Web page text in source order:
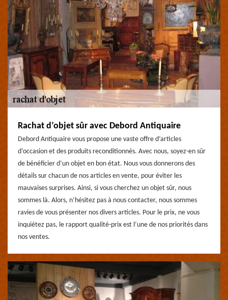
Rachat d’objet sûr avec Debord Antiquaire
Debord Antiquaire vous propose une vaste offre d’articles
d’occasion et des produits reconditionnés. Avec nous, soyez-en sûr
de bénéficier d’un objet en bon état. Nous vous donnerons des
détails sur chacun de nos articles en vente, pour éviter les
mauvaises surprises. Ainsi, si vous cherchez un objet sûr, nous
sommes là. Alors, n’hésitez pas à nous contacter, nous sommes
ravies de vous présenter nos divers articles. Pour le prix, ne vous
inquiétez pas, le rapport qualité-prix est l’une de nos priorités dans
nos ventes.